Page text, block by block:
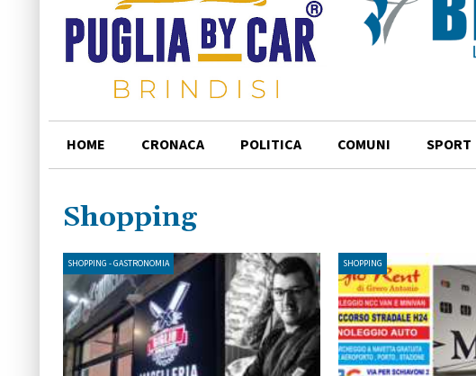
HOME CRONACA POLITICA COMUNI SPORT
Shopping
SHOPPING - GASTRONOMIA SHOPPING